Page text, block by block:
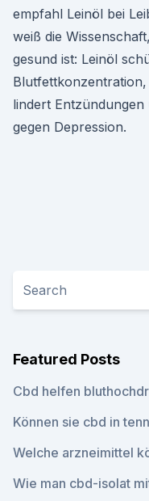
empfahl Leinöl bei
weiß die
gesund ist: Leinöl
lindert
gegen Depression.
Featured Posts
Cbd helfen
Können sie cbd in
Welche arzneimittel
Wie man cbd-isolat